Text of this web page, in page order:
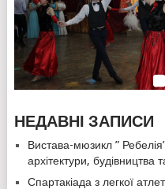
НЕДАВНІ ЗАПИСИ
Вистава-мюзикл ”
архітектури, будівництва
Спартакіада з легкої